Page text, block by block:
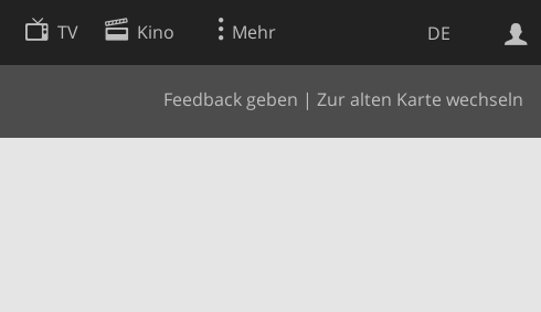
DE
TV Kino Mehr
Feedback geben | Zur alten Karte wechseln
Websuche